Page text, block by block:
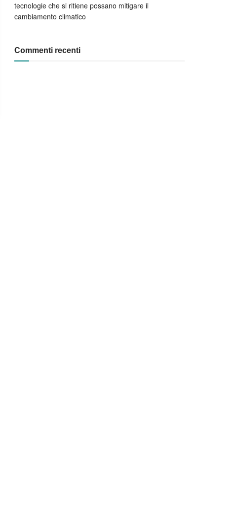
tecnologie che si ritiene possano mitigare il
cambiamento climatico
Commenti recenti